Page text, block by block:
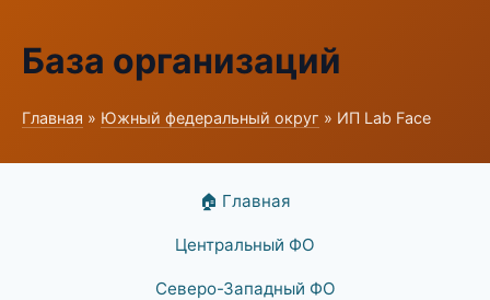
База организаций
Главная » Южный федеральный округ » ИП Lab Face
🏠 Главная
Центральный ФО
Северо-Западный ФО